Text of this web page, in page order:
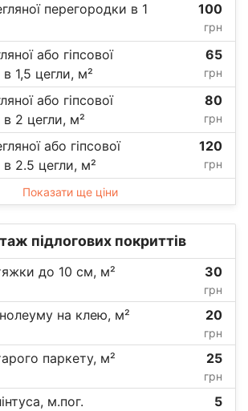
перегородки в 1
100
грн
або гіпсової
1,5 цегли, м²
65
грн
або гіпсової
2 цегли, м²
80
грн
або гіпсової
2.5 цегли, м²
120
грн
Показати ще ціни
підлогових покриттів
до 10 см, м² 30
грн
на клею, м² 20
грн
паркету, м² 25
грн
м.пог. 5